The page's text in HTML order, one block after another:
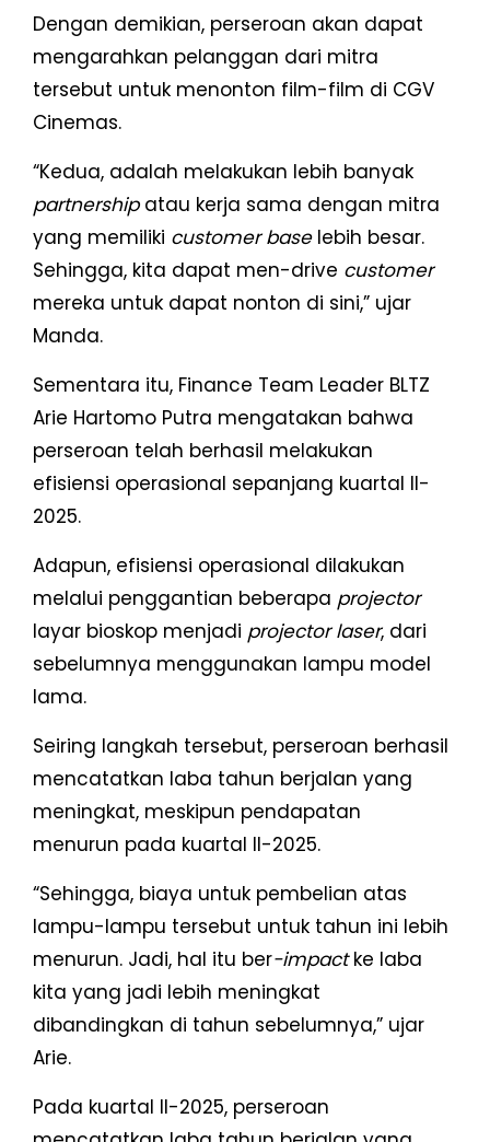
Dengan demikian, perseroan akan dapat
mengarahkan pelanggan dari mitra
tersebut untuk menonton film-film di CGV
Cinemas.
“Kedua, adalah melakukan lebih banyak
partnershipatau kerja sama dengan mitra
yang memiliki customer base lebih besar.
Sehingga, kita dapat men-drive customer
mereka untuk dapat nonton di sini,” ujar
Manda.
Sementara itu, Finance Team Leader BLTZ
Arie Hartomo Putra mengatakan bahwa
perseroan telah berhasil melakukan
efisiensi operasional sepanjang kuartal II-
2025.
Adapun, efisiensi operasional dilakukan
melalui penggantian beberapa projector
layar bioskop menjadi projector laser, dari
sebelumnya menggunakan lampu model
lama.
Seiring langkah tersebut, perseroan berhasil
mencatatkan laba tahun berjalan yang
meningkat, meskipun pendapatan
menurun pada kuartal II-2025.
“Sehingga, biaya untuk pembelian atas
lampu-lampu tersebut untuk tahun ini lebih
menurun. Jadi, hal itu ber-impactke laba
kita yang jadi lebih meningkat
dibandingkan di tahun sebelumnya,” ujar
Arie.
Pada kuartal II-2025, perseroan